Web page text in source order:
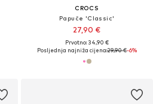
CROCS
Papuče 'Classic'
27,90 €
Prvotno: 34,90 €
Posljednja najniža cijena:29,90 €-6%